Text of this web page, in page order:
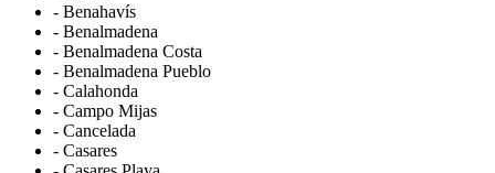
- Benahavís
- Benalmadena
- Benalmadena Costa
- Benalmadena Pueblo
- Calahonda
- Campo Mijas
- Cancelada
- Casares